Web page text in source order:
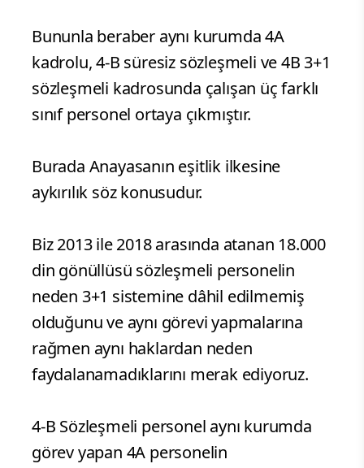
Bununla beraber aynı kurumda 4A
kadrolu, 4-B süresiz sözleşmeli ve 4B 3+1
sözleşmeli kadrosunda çalışan üç farklı
sınıf personel ortaya çıkmıştır.
Burada Anayasanın eşitlik ilkesine
aykırılık söz konusudur.
Biz 2013 ile 2018 arasında atanan 18.000
din gönüllüsü sözleşmeli personelin
neden 3+1 sistemine dâhil edilmemiş
olduğunu ve aynı görevi yapmalarına
rağmen aynı haklardan neden
faydalanamadıklarını merak ediyoruz.
4-B Sözleşmeli personel aynı kurumda
görev yapan 4A personelin